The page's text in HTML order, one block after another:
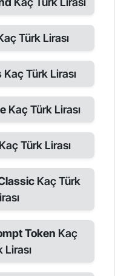
Türk Lirası
Kaç Türk Lirası
Kaç Türk Lirası
Kaç Türk Lirası
Kaç Türk
Token Kaç
Lirası